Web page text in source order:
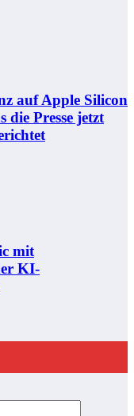
auf Apple Silicon
Presse jetzt
mit
KI-